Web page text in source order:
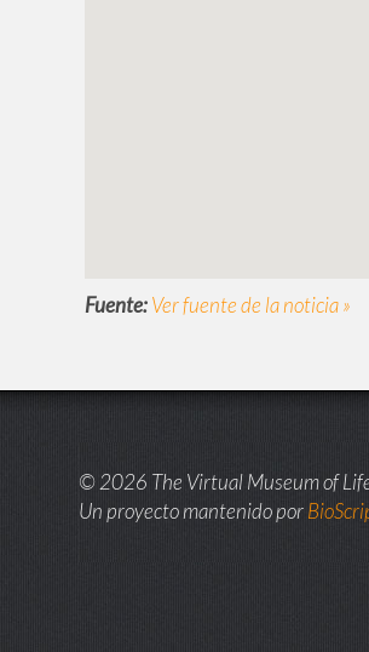
Fuente:Ver fuente de la noticia »
© 2026 The Virtual Museum of
Un proyecto mantenido por